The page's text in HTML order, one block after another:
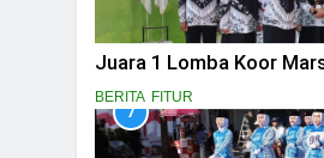
Juara 1 Lomba Koor Mars
BERITA FITUR
7